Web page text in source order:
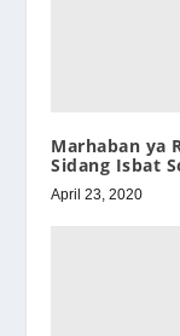
Marhaban ya
Sidang Isbat
April 23, 2020